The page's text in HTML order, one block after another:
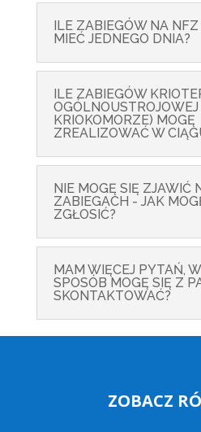
ILE ZABIEGÓW NA NFZ
MIEĆ JEDNEGO DNIA?
ILE ZABIEGÓW
KRIOKOMORZE) MOGĘ
ZREALIZOWAĆ W
NIE MOGĘ SIĘ ZJAWIĆ
ZABIEGACH - JAK
ZGŁOSIĆ?
MAM WIĘCEJ PYTAŃ,
SPOSÓB MOGĘ SIĘ Z
SKONTAKTOWAĆ?
ZOBACZ